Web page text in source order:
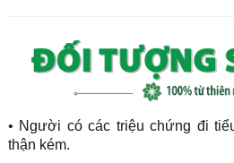
• Người có các triệu chứng đi
thận kém.